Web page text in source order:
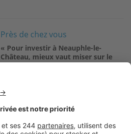
Près de chez vous
« Pour investir à Neauphle-le-
Château, mieux vaut miser sur le
centre-ville »